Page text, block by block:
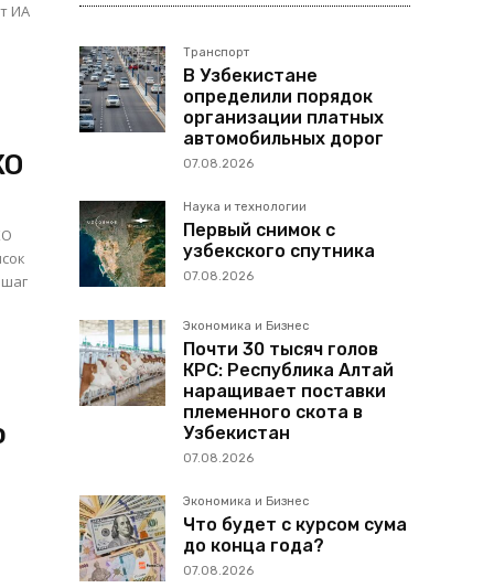
ИА
Транспорт
В Узбекистане
определили порядок
организации платных
автомобильных дорог
07.08.2026
Наука и технологии
Первый снимок с
узбекского спутника
07.08.2026
Экономика и Бизнес
Почти 30 тысяч голов
КРС: Республика Алтай
наращивает поставки
племенного скота в
Узбекистан
07.08.2026
Экономика и Бизнес
Что будет с курсом сума
до конца года?
07.08.2026